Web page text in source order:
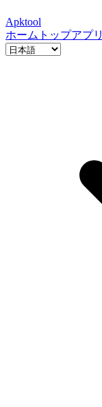
Apktool
ホーム トップアプリ